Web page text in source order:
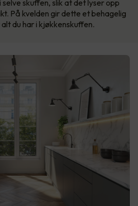
skuffen, slik at det lyser opp
På kvelden gir dette et behagelig
du har i kjøkkenskuffen.